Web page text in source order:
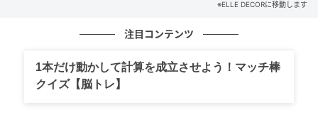
※ELLE DECORに移動します
注目コンテンツ
1本だけ動かして計算を成立させよう！マッチ棒
クイズ【脳トレ】